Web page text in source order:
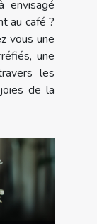
envisagé
au café ?
vous une
une
les
de la